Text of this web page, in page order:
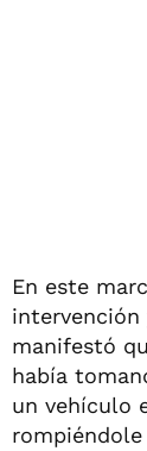
En este
manifestó
había
un vehículo